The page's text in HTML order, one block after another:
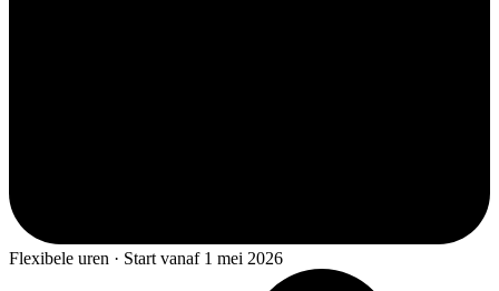
Flexibele uren · Start vanaf 1 mei 2026